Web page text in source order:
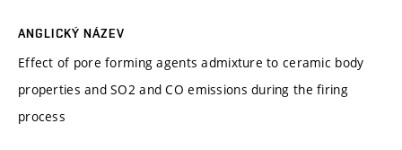
ANGLICKÝ NÁZEV
Effect of pore forming agents admixture to ceramic body
properties and SO2 and CO emissions during the firing
process